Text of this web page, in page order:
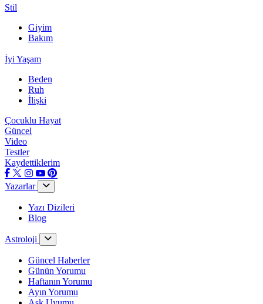
Stil
Giyim
Bakım
İyi Yaşam
Beden
Ruh
İlişki
Çocuklu Hayat
Güncel
Video
Testler
Kaydettiklerim
Yazarlar
Yazı Dizileri
Blog
Astroloji
Güncel Haberler
Günün Yorumu
Haftanın Yorumu
Ayın Yorumu